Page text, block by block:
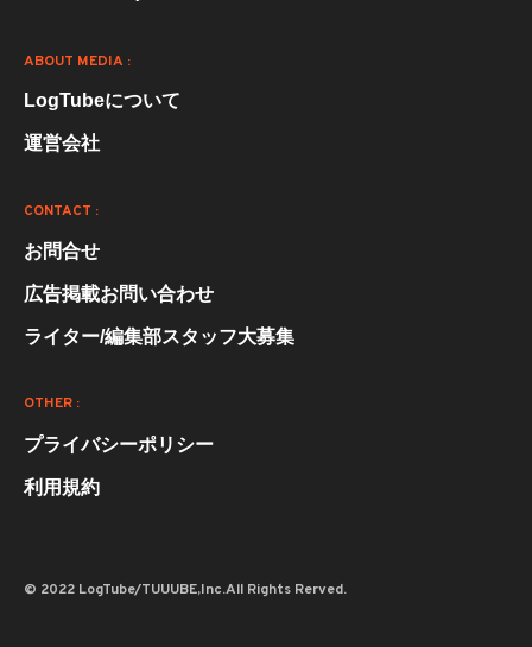
ABOUT MEDIA :
LogTubeについて
運営会社
CONTACT :
お問合せ
広告掲載お問い合わせ
ライター/編集部スタッフ大募集
OTHER :
プライバシーポリシー
利用規約
© 2022 LogTube/TUUUBE,Inc.All Rights Rerved.